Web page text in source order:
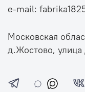
e-mail:
Московская
д.Жостово, улица